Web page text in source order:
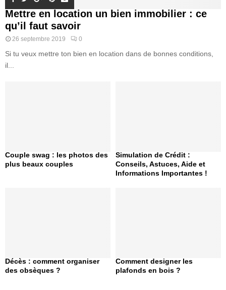
Mettre en location un bien immobilier : ce
qu’il faut savoir
26 septembre 2019 0
Si tu veux mettre ton bien en location dans de bonnes conditions,
il...
Couple swag : les photos des
plus beaux couples
Simulation de Crédit :
Conseils, Astuces, Aide et
Informations Importantes !
Décès : comment organiser
des obsèques ?
Comment designer les
plafonds en bois ?